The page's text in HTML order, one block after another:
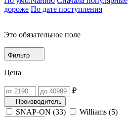
дороже По дате поступления
Это обязательное поле
Фильтр
Цена
₽
Производитель
SNAP-ON (33) Williams (5)